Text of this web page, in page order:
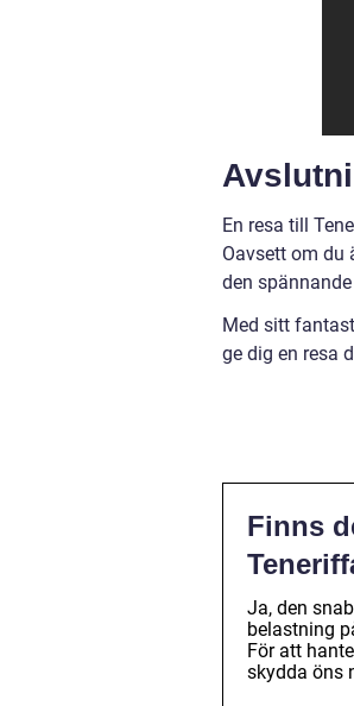
En resa till
Oavsett om du
den
Med sitt
ge dig en resa
Finns
Ja, den
belastning
För att
skydda öns